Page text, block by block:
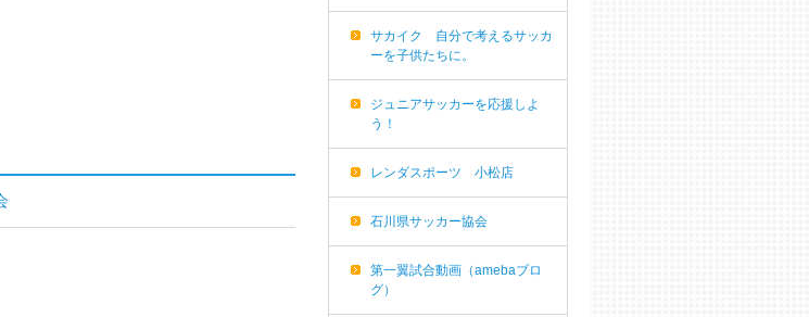
サカイク 自分で考えるサッカ
ーを子供たちに。
ジュニアサッカーを応援しよ
う！
レンダスポーツ 小松店
石川県サッカー協会
第一翼試合動画（amebaブロ
グ）